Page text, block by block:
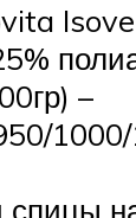
–
спицы